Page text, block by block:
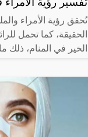
تُحقق رؤية الأمراء
الحقيقة، كما تحمل
الخير في المنام، ذلك